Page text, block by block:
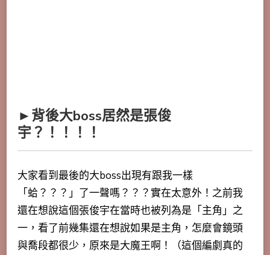
►背後大boss居然是張俊
宇？！！！！
大家看到最後的大boss出現有跟我一樣
「蛤？？？」了一聲嗎？？？實在太意外！之前我
還在想說這個張俊宇在當時也被列為是「主角」之
一，看了前幾集還在想說如果是主角，怎麼會鏡頭
與喬段都很少，原來是大魔王啊！（這個編劇真的